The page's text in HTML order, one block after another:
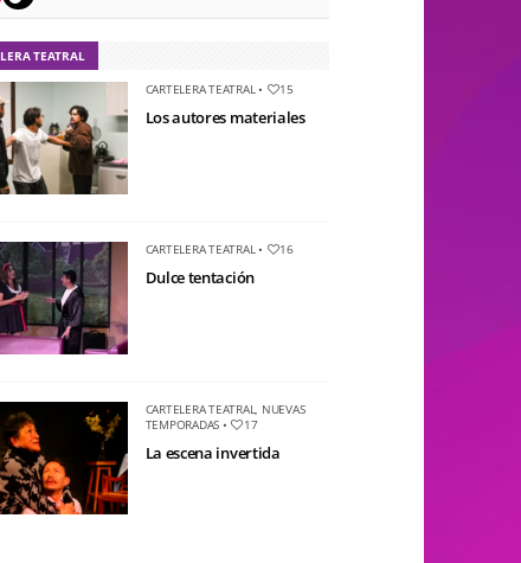
TEATRAL
CARTELERA TEATRAL• 15
Los autores materiales
CARTELERA TEATRAL• 16
Dulce tentación
CARTELERA TEATRAL, NUEVAS
TEMPORADAS • 17
La escena invertida